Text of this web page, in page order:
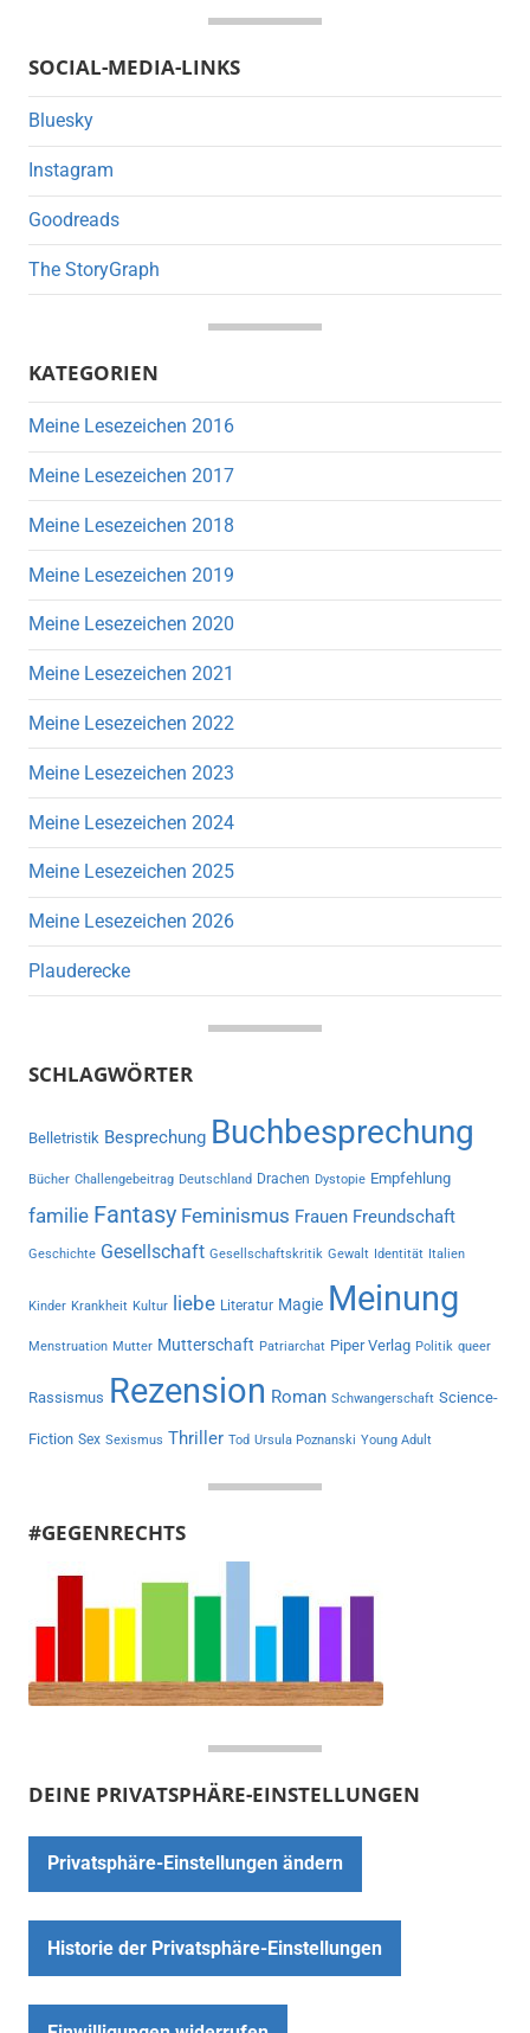
SOCIAL-MEDIA-LINKS
Bluesky
Instagram
Goodreads
The StoryGraph
KATEGORIEN
Meine Lesezeichen 2016
Meine Lesezeichen 2017
Meine Lesezeichen 2018
Meine Lesezeichen 2019
Meine Lesezeichen 2020
Meine Lesezeichen 2021
Meine Lesezeichen 2022
Meine Lesezeichen 2023
Meine Lesezeichen 2024
Meine Lesezeichen 2025
Meine Lesezeichen 2026
Plauderecke
SCHLAGWÖRTER
Belletristik Besprechung Buchbesprechung
Bücher Challengebeitrag Deutschland Drachen Dystopie Empfehlung
familie Fantasy Feminismus Frauen Freundschaft
Geschichte Gesellschaft Gesellschaftskritik Gewalt Identität Italien
Kinder Krankheit Kultur liebe Literatur Magie Meinung
Menstruation Mutter Mutterschaft Patriarchat Piper Verlag Politik queer
Rassismus Rezension Roman Schwangerschaft Science-
Fiction Sex Sexismus Thriller Tod Ursula Poznanski Young Adult
#GEGENRECHTS
DEINE PRIVATSPHÄRE-EINSTELLUNGEN
Privatsphäre-Einstellungen ändern
Historie der Privatsphäre-Einstellungen